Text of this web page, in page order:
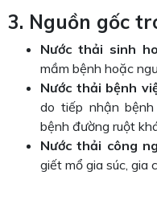
3. Nguồn gốc
Nước thải sinh
mầm bệnh hoặc
Nước thải bệnh
do tiếp nhận
bệnh đường ruột
Nước thải công
giết mổ gia súc, gia